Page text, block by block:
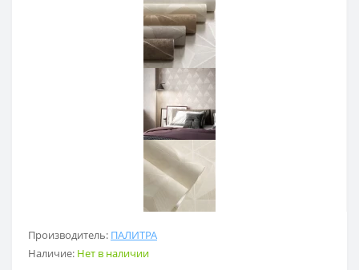
Производитель: ПАЛИТРА
Наличие: Нет в наличии